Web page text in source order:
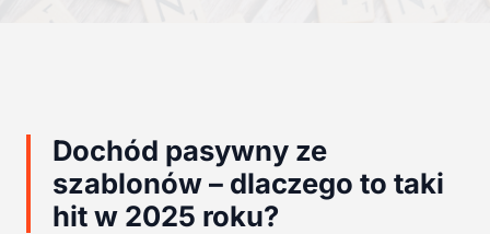
Dochód pasywny ze
szablonów – dlaczego to taki
hit w 2025 roku?